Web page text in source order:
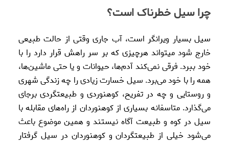
چرا سیل خطرناک است؟
سیل بسیار ویرانگر است، آب جاری وقتی از حالت طبیعی
خارج شود میتواند هرچیزی که بر سر راهش قرار دارد را با
خود ببرد. فرقی نمی‌کند آدم‌ها، حیوانات و یا حتی ماشین‌ها،
همه را با خود می‌برد. سیل خسارت زیادی را چه زندگی شهری
و روستایی و چه در تفریح، کوهنوردی و طبیعتگردی برجای
می‌گذارد. متاسفانه بسیاری از کوهنوردان از راه‌های مقابله با
سیل در کوه و طبیعت آگاه نیستند و همین موضوع باعث
می‌شود خیلی از طبیعتگردان و کوهنوردان در سیل گرفتار